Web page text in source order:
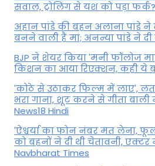
सवाल, ट्रोलिंग से यश को पड़ा
अहान पांडे की बहन अलाना पांडे ने
बनने वाली हैं मां; अनन्या पांडे ने दी
BJP ने शेयर किया 'मनी फॉलोज
किशन का आया रिएक्शन, कही ये
'कोठे से उठाकर फिल्म में लाए',
भरा गाना, शूट करने से गीता
News18 Hindi
'ऐश्वर्या का फोन नंबर मत लेना,
को बहनों ने दी थी चेतावनी, एक्टर
Navbharat Times